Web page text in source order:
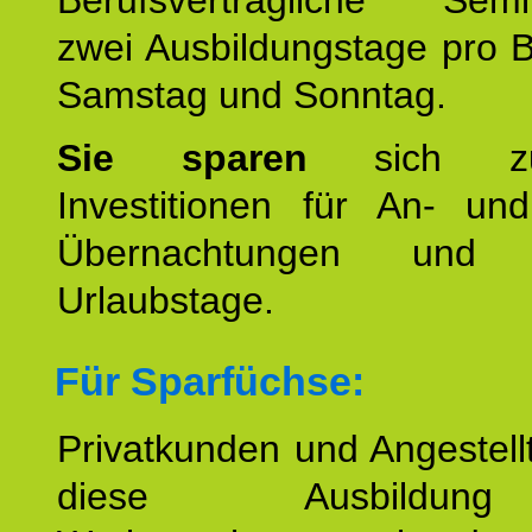
zwei Ausbildungstage pro
Samstag und Sonntag.
Sie sparen sich
Investitionen für An-
Übernachtungen und
Urlaubstage.
Für Sparfüchse:
Privatkunden und
diese